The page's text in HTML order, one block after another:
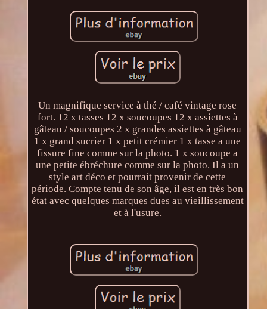
Un magnifique service à thé / café vintage rose
fort. 12 x tasses 12 x soucoupes 12 x assiettes à
gâteau / soucoupes 2 x grandes assiettes à gâteau
1 x grand sucrier 1 x petit crémier 1 x tasse a une
fissure fine comme sur la photo. 1 x soucoupe a
une petite ébréchure comme sur la photo. Il a un
style art déco et pourrait provenir de cette
période. Compte tenu de son âge, il est en très bon
état avec quelques marques dues au vieillissement
et à l'usure.